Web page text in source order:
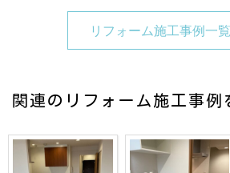
リフォーム施工事例一
関連のリフォーム施工事例